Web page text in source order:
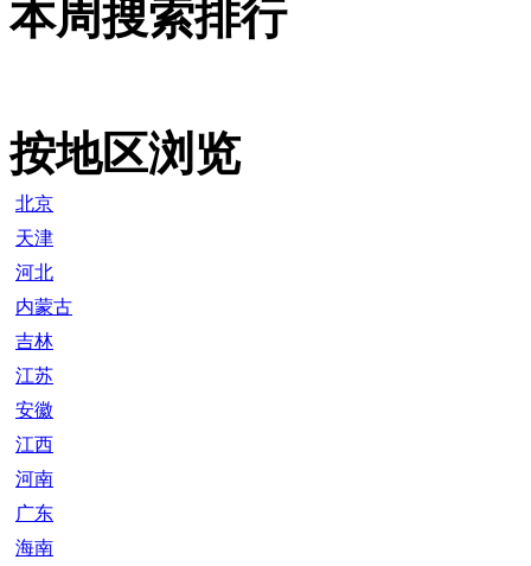
本周搜索排行
按地区浏览
北京
天津
河北
内蒙古
吉林
江苏
安徽
江西
河南
广东
海南